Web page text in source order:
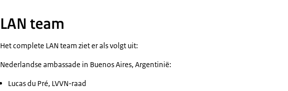
LAN team
Het complete LAN team ziet er als volgt uit:
Nederlandse ambassade in Buenos Aires, Argentinië:
Lucas du Pré, LVVN-raad